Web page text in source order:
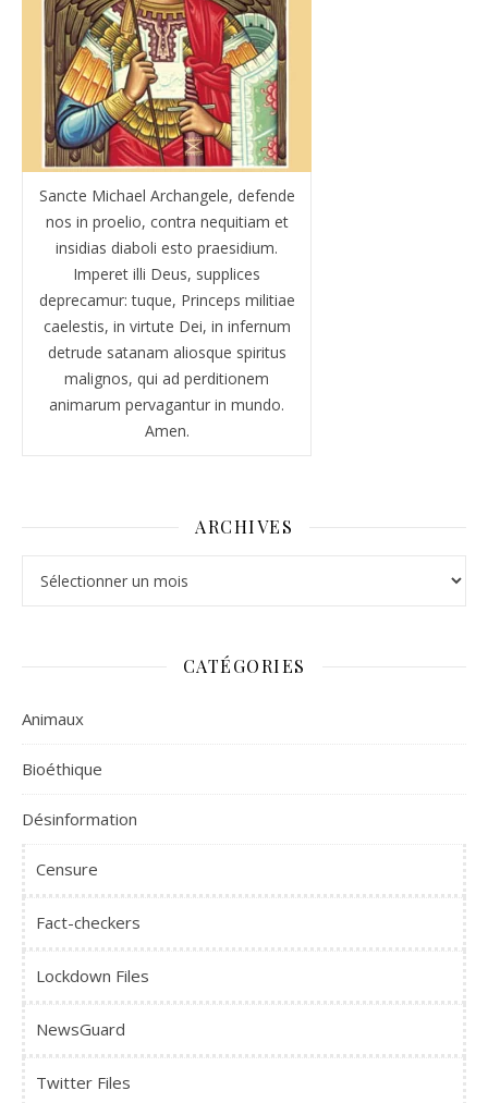
Sancte Michael Archangele, defende
nos in proelio, contra nequitiam et
insidias diaboli esto praesidium.
Imperet illi Deus, supplices
deprecamur: tuque, Princeps militiae
caelestis, in virtute Dei, in infernum
detrude satanam aliosque spiritus
malignos, qui ad perditionem
animarum pervagantur in mundo.
Amen.
ARCHIVES
CATÉGORIES
Animaux
Bioéthique
Désinformation
Censure
Fact-checkers
Lockdown Files
NewsGuard
Twitter Files